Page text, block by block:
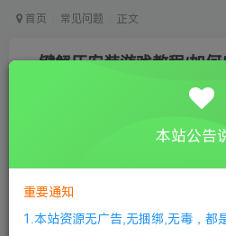
首页 常见问题 正文
一键解压安装游戏教程/如
①下载安装教程 ②下载安
安装解压前请退出杀毒卫士等防
本站公告
重要通知
1.本站资源无广告,无捆绑,无毒，都